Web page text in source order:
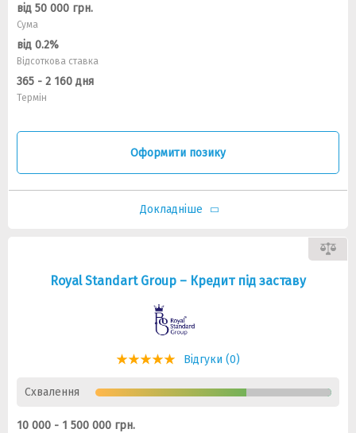
від 50 000 грн.
Сума
від 0.2%
Відсоткова ставка
365 - 2 160 дня
Термін
Оформити позику
Докладніше
Royal Standart Group – Кредит під заставу
Відгуки (0)
Схвалення
10 000 - 1 500 000 грн.